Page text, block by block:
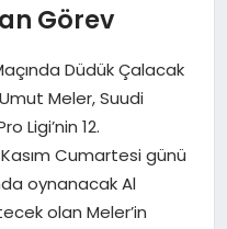
Görev
Düdük Çalacak
Meler, Suudi
Ligi’nin 12.
Cumartesi günü
oynanacak Al
olan Meler’in